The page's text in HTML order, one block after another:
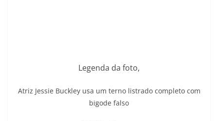
Legenda da foto,
Atriz Jessie Buckley usa um terno listrado completo com
bigode falso